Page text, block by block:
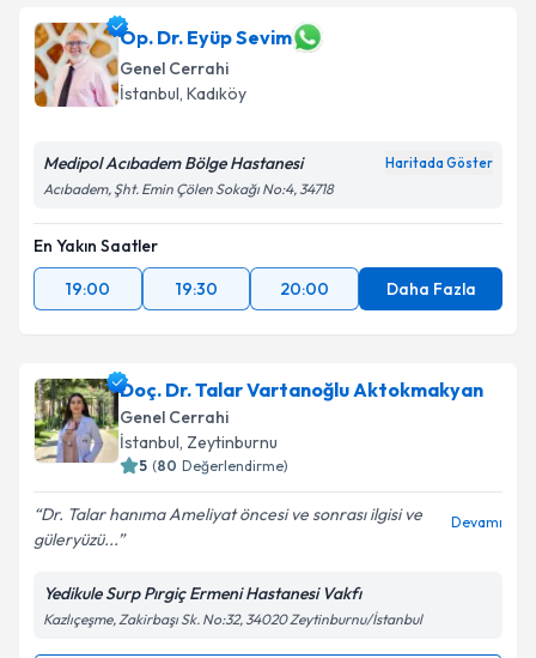
için bir takvim hazırlandığında e-posta ile
bilgilendireceğiz.
E-posta Adresiniz
Kişisel verilerimin işlenmesine ilişkinAydınlatma
Metni
kapsamda işlenmesini kabul ediyorum.
Op. Dr. Eyüp Sevim
Genel Cerrahi
İstanbul, Kadıköy
Medipol Acıbadem Bölge Hastanesi Haritada Göster
Acıbadem, Şht. Emin Çölen Sokağı No:4, 34718
En Yakın Saatler
19:00
19:30 20:00 Daha Fazla
Doç. Dr. Talar Vartanoğlu Aktokmakyan
Genel Cerrahi
İstanbul, Zeytinburnu
5 (80 Değerlendirme)
Dr. Talar hanıma Ameliyat öncesi ve sonrası ilgisi ve
güleryüzü...
Devamı
Yedikule Surp Pırgiç Ermeni Hastanesi Vakfı
Kazlıçeşme, Zakirbaşı Sk. No:32, 34020 Zeytinburnu/İstanbul